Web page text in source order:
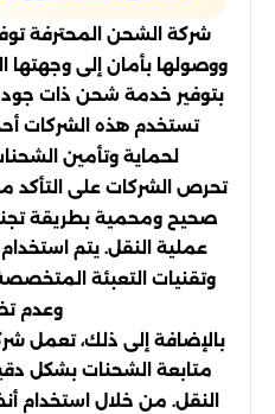
شركة الشحن المحترفة
ووصولها بأمان إلى وجهتها
بتوفير خدمة شحن ذات
تستخدم هذه الشركات
لحماية وتأمين
تحرص الشركات على التأكد
صحيح ومحمية بطريقة
عملية النقل. يتم
وتقنيات التعبئة
وعدم
بالإضافة إلى ذلك، تعمل
متابعة الشحنات بشكل
النقل. من خلال استخدام